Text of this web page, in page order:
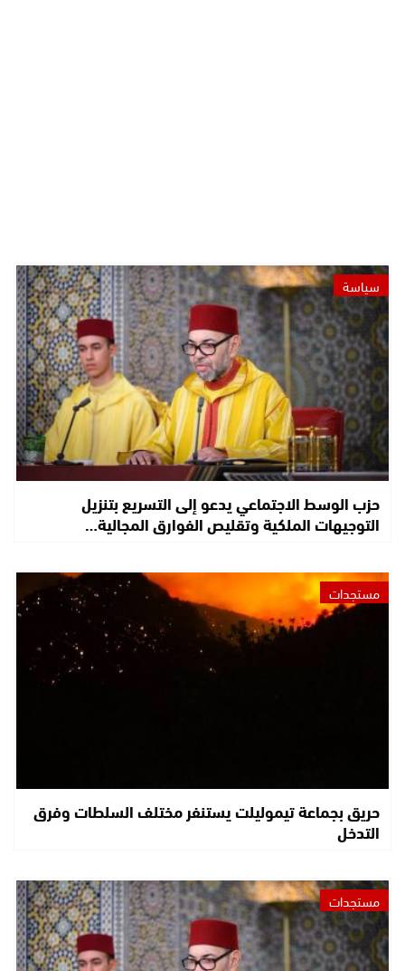
سياسة
حزب الوسط الاجتماعي يدعو إلى التسريع بتنزيل
التوجيهات الملكية وتقليص الفوارق المجالية…
مستجدات
حريق بجماعة تيموليلت يستنفر مختلف السلطات وفرق
التدخل
مستجدات